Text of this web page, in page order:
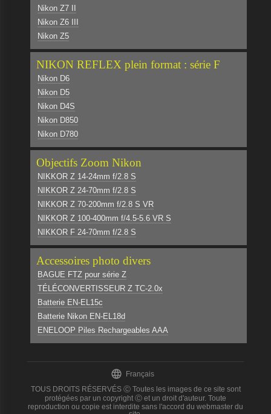
Nikon Z7 II
Nikon Z6 III
Nikon Z5
NIKON REFLEX plein format : série F
Nikon D6
Nikon D5
Nikon D4S
Nikon D850
Nikon D780
Objectifs Zoom Nikon
NIKKOR Z 14-24mm f/2.8 S
NIKKOR Z 24-70mm f/2.8 S
NIKKOR Z 70-200mm f/2.8 S VR
NIKKOR Z 100-400mm f/4.5-5.6 VR S
NIKKOR F 24-70mm f/2.8 S
Accessoires photo divers
BAGUE FTZ pour série Z
TÉLÉCONVERTISSEUR Z TC-2.0x
Batterie EN-EL15c
Batterie Nikon EN-EL18d
ENELOOP Piles Rechargeables AAA
 Français
TOUS DROITS RÉSERVÉS Ⓒ Toutes les images de ce site sont
protégées par un copyright Ⓒ et un droit d'auteur. Toute
reproduction ou copie est interdite sans l'accord du webmaster du